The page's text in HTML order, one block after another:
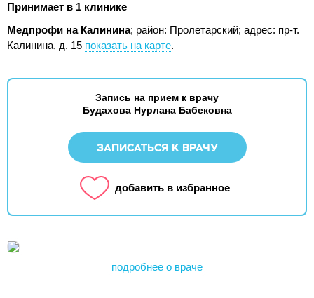
Принимает в 1 клинике
Медпрофи на Калинина; район: Пролетарский; адрес: пр-т.
Калинина, д. 15 показать на карте.
Запись на прием к врачу
Будахова Нурлана Бабековна
ЗАПИСАТЬСЯ К ВРАЧУ
добавить в избранное
подробнее о враче